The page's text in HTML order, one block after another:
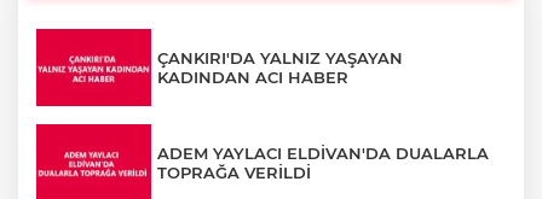
ÇANKIRI'DA YALNIZ YAŞAYAN
KADINDAN ACI HABER
ADEM YAYLACI ELDİVAN'DA DUALARLA
TOPRAĞA VERİLDİ